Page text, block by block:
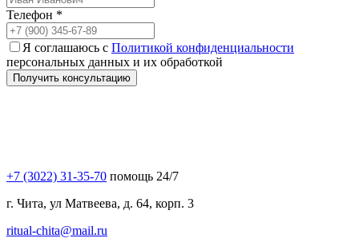
Телефон *
Я соглашаюсь с Политикой конфиденциальности
персональных данных и их обработкой
Получить консультацию
+7 (3022) 31-35-70 помощь 24/7
г. Чита, ул Матвеева, д. 64, корп. 3
ritual-chita@mail.ru